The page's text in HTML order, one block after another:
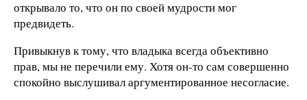
открывало то, что он по своей мудрости мог
предвидеть.
Привыкнув к тому, что владыка всегда объективно
прав, мы не перечили ему. Хотя он-то сам совершенно
спокойно выслушивал аргументированное несогласие.